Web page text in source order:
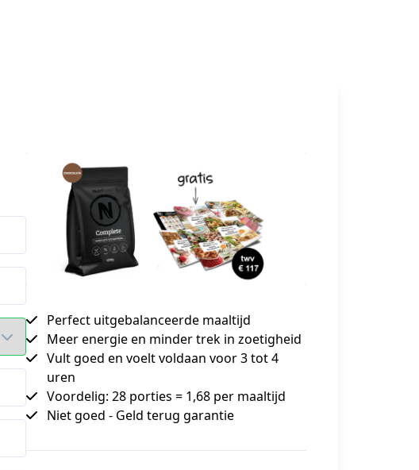
Perfect uitgebalanceerde maaltijd
Meer energie en minder trek in zoetigheid
Vult goed en voelt voldaan voor 3 tot 4
uren
Voordelig: 28 porties = 1,68 per maaltijd
Niet goed - Geld terug garantie